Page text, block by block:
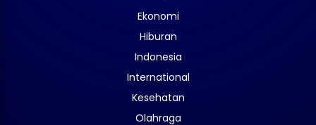
Ekonomi
Hiburan
Indonesia
International
Kesehatan
Olahraga